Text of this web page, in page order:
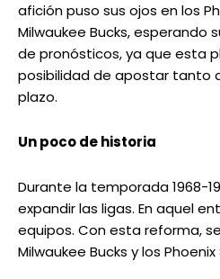
afición puso sus ojos en los
Milwaukee Bucks, esperando
de pronósticos, ya que esta
posibilidad de apostar tanto
plazo.
Un poco de historia
Durante la temporada 1968-
expandir las ligas. En aquel
equipos. Con esta reforma,
Milwaukee Bucks y los Phoenix